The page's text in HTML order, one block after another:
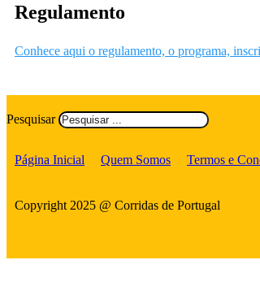
Regulamento
Conhece aqui o regulamento, o programa,
Pesquisar
Página Inicial Quem Somos Termos e
Copyright 2025 @ Corridas de Portugal